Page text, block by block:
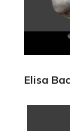
Elisa